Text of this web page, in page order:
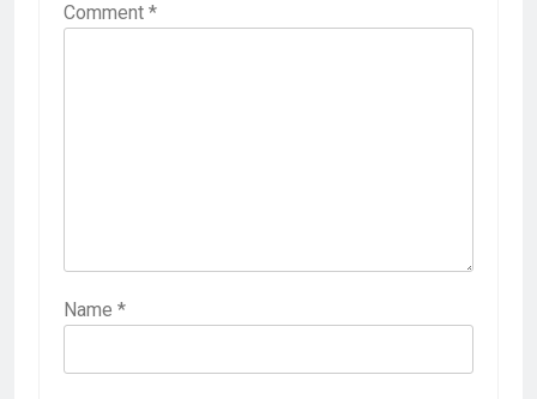
Comment *
Name *